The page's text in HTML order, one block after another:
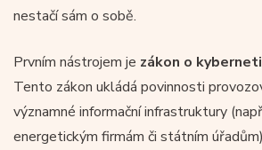
nestačí sám o sobě.
Prvním nástrojem je zákon o
Tento zákon ukládá povinnosti
významné informační infrastruktury
energetickým firmám či státním